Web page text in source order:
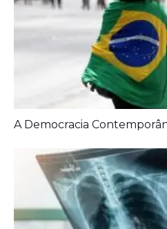
Diagnóstico tardio dá
o câncer de pulmão